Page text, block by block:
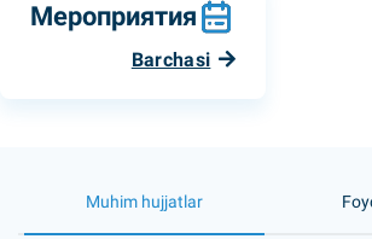
Мероприятия
Barchasi
Muhim hujjatlar